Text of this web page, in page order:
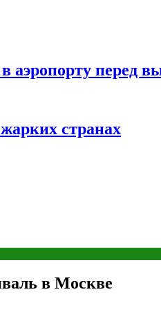
аэропорту перед
странах
в Москве